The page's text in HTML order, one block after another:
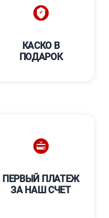
КАСКО В
ПОДАРОК
****
ПЕРВЫЙ ПЛАТЕЖ
ЗА НАШ СЧЕТ